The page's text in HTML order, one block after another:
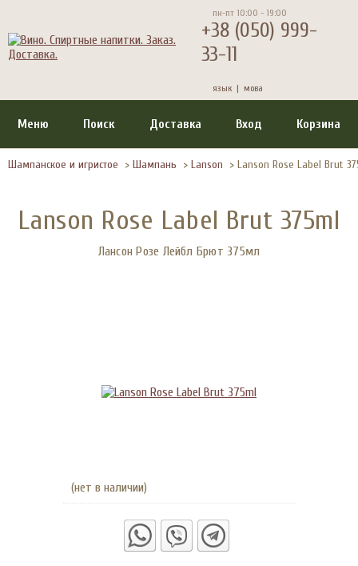
пн-пт 10:00 - 19:00
+38 (050) 999-
33-11
язык | мова
Меню Поиск Доставка Вход Корзина
Шампанское и игристое > Шампань > Lanson > Lanson Rose Label Brut
Lanson Rose Label Brut 375ml
Лансон Розе Лейбл Брют 375мл
(нет в наличии)